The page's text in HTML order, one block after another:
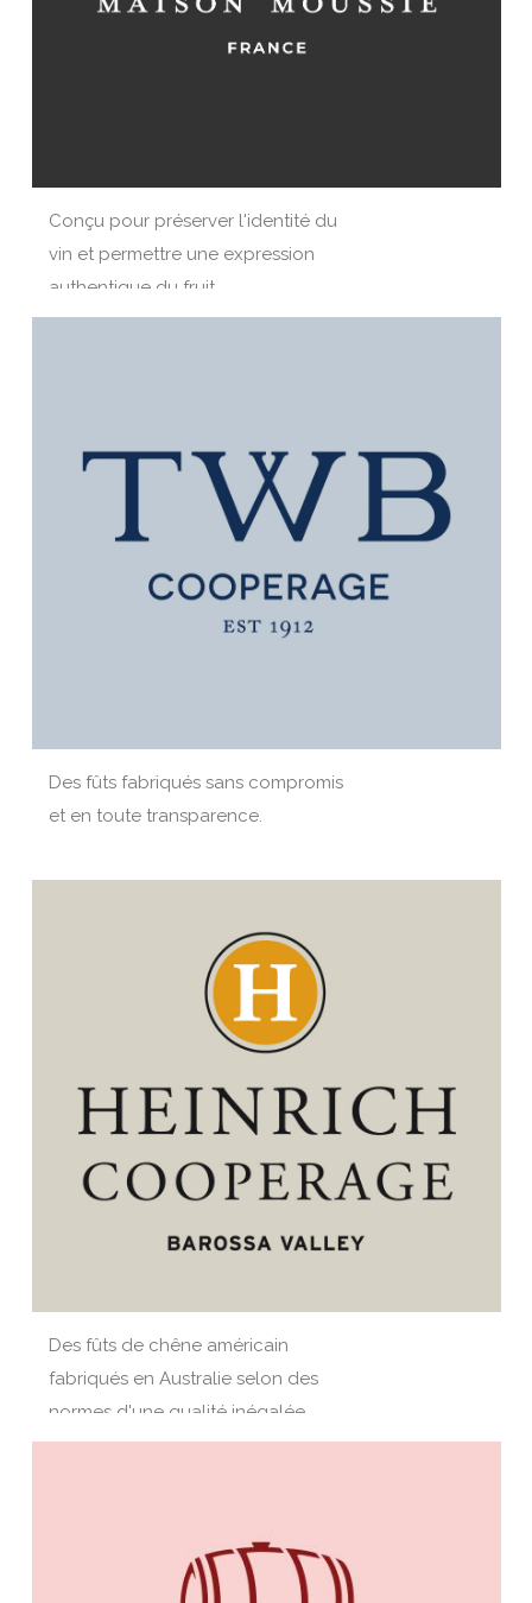
Conçu pour préserver l'identité du
vin et permettre une expression
authentique du fruit.
Des fûts fabriqués sans compromis
et en toute transparence.
Des fûts de chêne américain
fabriqués en Australie selon des
normes d'une qualité inégalée.